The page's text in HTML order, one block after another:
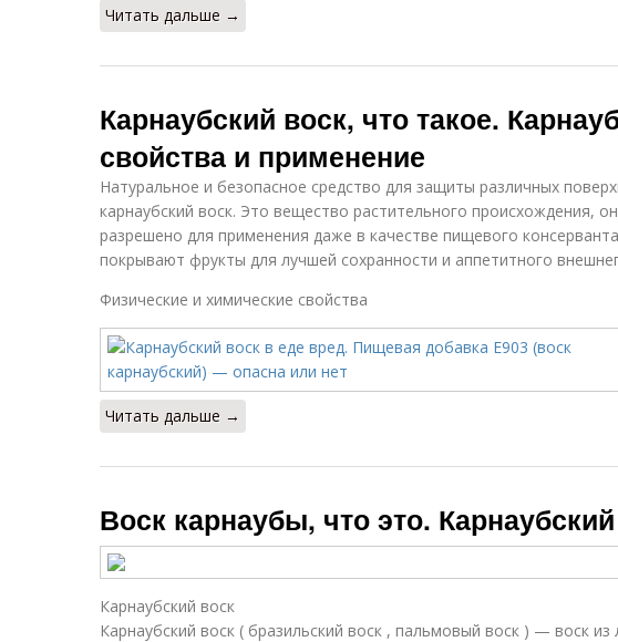
Читать дальше →
Карнаубский воск, что такое.
свойства и применение
Натуральное и безопасное средство для защиты различных
карнаубский воск. Это вещество растительного происхождения,
разрешено для применения даже в качестве пищевого
покрывают фрукты для лучшей сохранности и аппетитного
Физические и химические свойства
Читать дальше →
Воск карнаубы, что это.
Карнаубский воск
Карнаубский воск ( бразильский воск , пальмовый воск ) — воск из